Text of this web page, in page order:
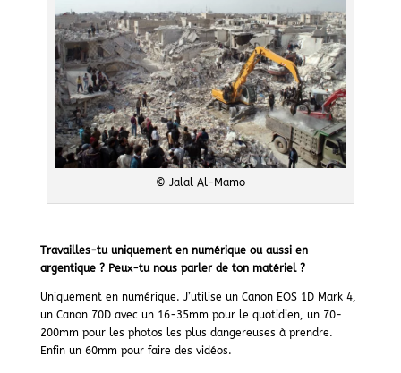
© Jalal Al-Mamo
Travailles-tu uniquement en numérique ou aussi en
argentique ? Peux-tu nous parler de ton matériel ?
Uniquement en numérique. J’utilise un Canon EOS 1D Mark 4,
un Canon 70D avec un 16-35mm pour le quotidien, un 70-
200mm pour les photos les plus dangereuses à prendre.
Enfin un 60mm pour faire des vidéos.